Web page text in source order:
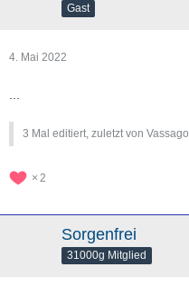
Gast
4. Mai 2022
3 Mal editiert, zuletzt von
2
Sorgenfrei
31000g Mitglied